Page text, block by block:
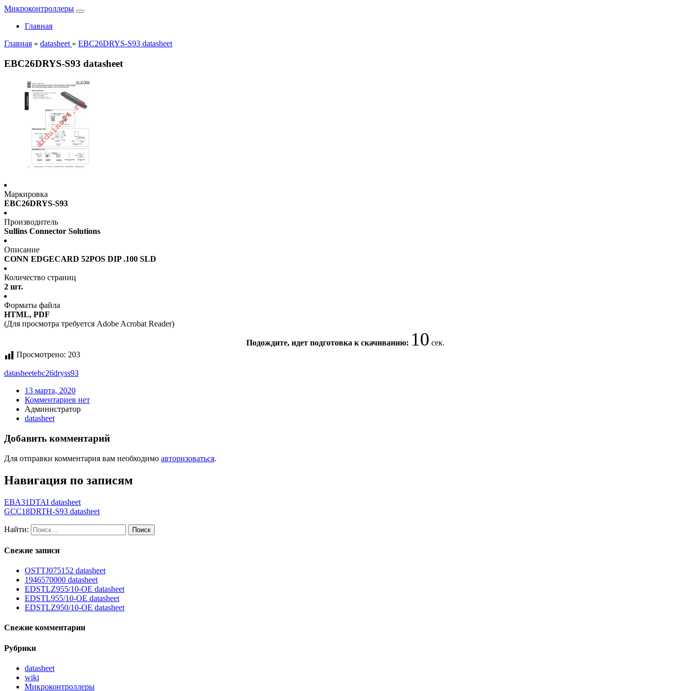
Микроконтроллеры
Главная
Главная » datasheet » EBC26DRYS-S93 datasheet
EBC26DRYS-S93 datasheet
Маркировка
EBC26DRYS-S93
Производитель
Sullins Connector Solutions
Описание
CONN EDGECARD 52POS DIP .100 SLD
Количество страниц
2 шт.
Форматы файла
HTML, PDF
(Для просмотра требуется Adobe Acrobat Reader)
Подождите, идет подготовка к скачиванию: 10 сек.
Просмотрено: 203
datasheetebc26dryss93
13 марта, 2020
Комментариев нет
Администратор
datasheet
Добавить комментарий
Для отправки комментария вам необходимо авторизоваться.
Навигация по записям
EBA31DTAI datasheet
GCC18DRTH-S93 datasheet
Найти:
Свежие записи
OSTTJ075152 datasheet
1946570000 datasheet
EDSTLZ955/10-OE datasheet
EDSTL955/10-OE datasheet
EDSTLZ950/10-OE datasheet
Свежие комментарии
Рубрики
datasheet
wiki
Микроконтроллеры